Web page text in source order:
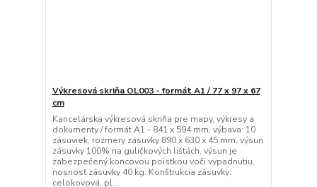
Výkresová skriňa OL003 - formát A1 / 77 x 97 x 67
cm
Kancelárska výkresová skriňa pre mapy, výkresy a
dokumenty / formát A1 - 841 x 594 mm, výbava: 10
zásuviek, rozmery zásuvky 890 x 630 x 45 mm, výsun
zásuvky 100% na guličkových lištách, výsun je
zabezpečený koncovou poistkou voči vypadnutiu,
nosnosť zásuvky 40 kg. Konštrukcia zásuvky:
celokovová, pl...